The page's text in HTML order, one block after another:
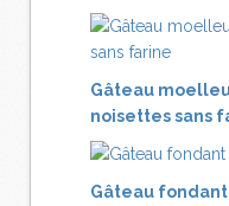
Gâteau
noisettes sans
Gâteau